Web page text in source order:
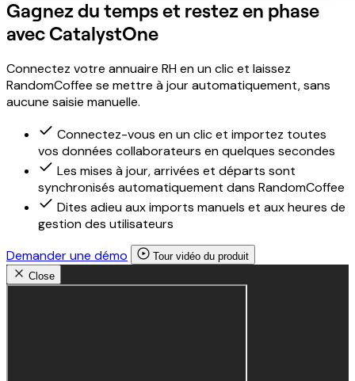
Gagnez du temps et restez en phase
avec CatalystOne
Connectez votre annuaire RH en un clic et laissez
RandomCoffee se mettre à jour automatiquement, sans
aucune saisie manuelle.
Connectez-vous en un clic et importez toutes
vos données collaborateurs en quelques secondes
Les mises à jour, arrivées et départs sont
synchronisés automatiquement dans RandomCoffee
Dites adieu aux imports manuels et aux heures de
gestion des utilisateurs
Demander une démo
Tour vidéo du produit
Close